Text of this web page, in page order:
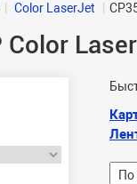
Color LaserJet